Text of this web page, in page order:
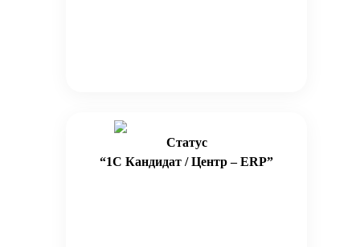
Статус
“1С Кандидат / Центр – ERP”